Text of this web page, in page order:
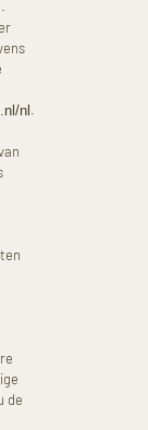
nl.
de